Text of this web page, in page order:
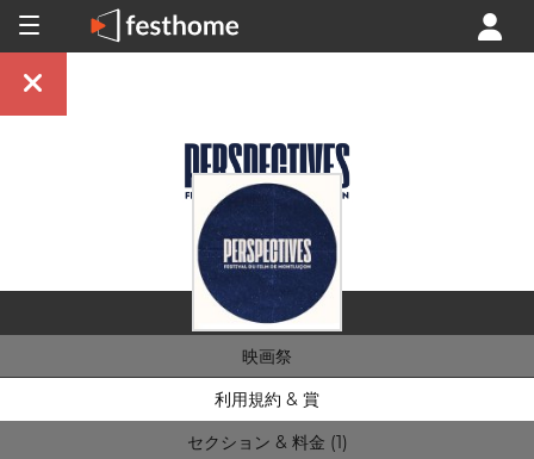
映画祭
利用規約 & 賞
セクション & 料金 (1)